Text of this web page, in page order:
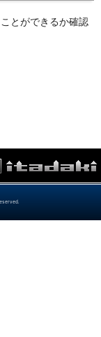
とができるか確認